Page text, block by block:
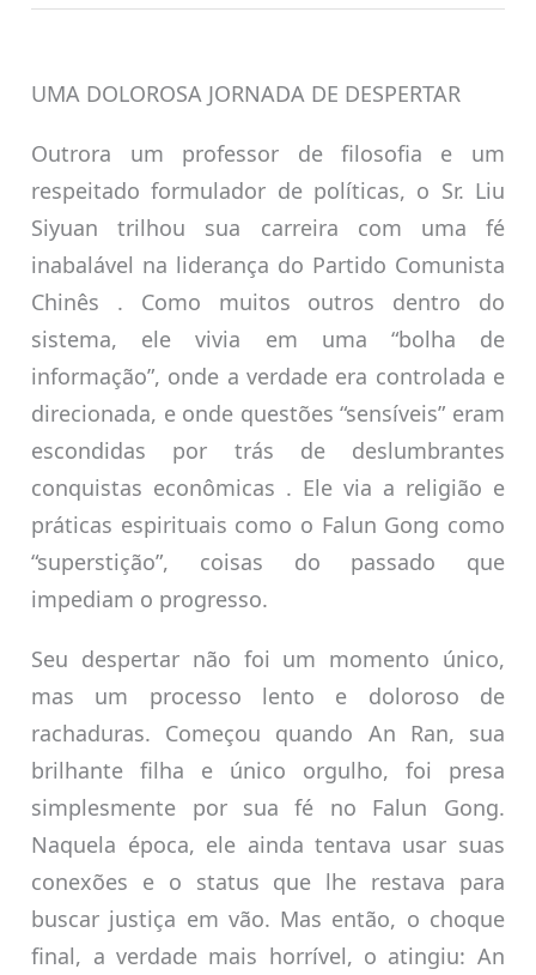
UMA DOLOROSA JORNADA DE DESPERTAR
Outrora um professor de filosofia e um
respeitado formulador de políticas, o Sr. Liu
Siyuan trilhou sua carreira com uma fé
inabalável na liderança do Partido Comunista
Chinês . Como muitos outros dentro do
sistema, ele vivia em uma “bolha de
informação”, onde a verdade era controlada e
direcionada, e onde questões “sensíveis” eram
escondidas por trás de deslumbrantes
conquistas econômicas . Ele via a religião e
práticas espirituais como o Falun Gong como
“superstição”, coisas do passado que
impediam o progresso.
Seu despertar não foi um momento único,
mas um processo lento e doloroso de
rachaduras. Começou quando An Ran, sua
brilhante filha e único orgulho, foi presa
simplesmente por sua fé no Falun Gong.
Naquela época, ele ainda tentava usar suas
conexões e o status que lhe restava para
buscar justiça em vão. Mas então, o choque
final, a verdade mais horrível, o atingiu: An